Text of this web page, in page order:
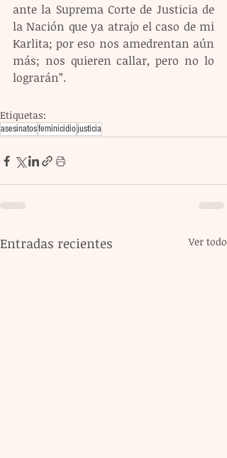
ante la Suprema Corte de Justicia de
la Nación que ya atrajo el caso de mi
Karlita; por eso nos amedrentan aún
más; nos quieren callar, pero no lo
lograrán”.
Etiquetas:
asesinatosfeminicidiojusticia
Entradas recientes Ver todo